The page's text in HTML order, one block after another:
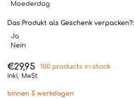
Moederdag
Das Produkt als Geschenk verpacken?:
Ja
Nein
€29,95
100 products in stock
Inkl. MwSt.
binnen 5 werkdagen